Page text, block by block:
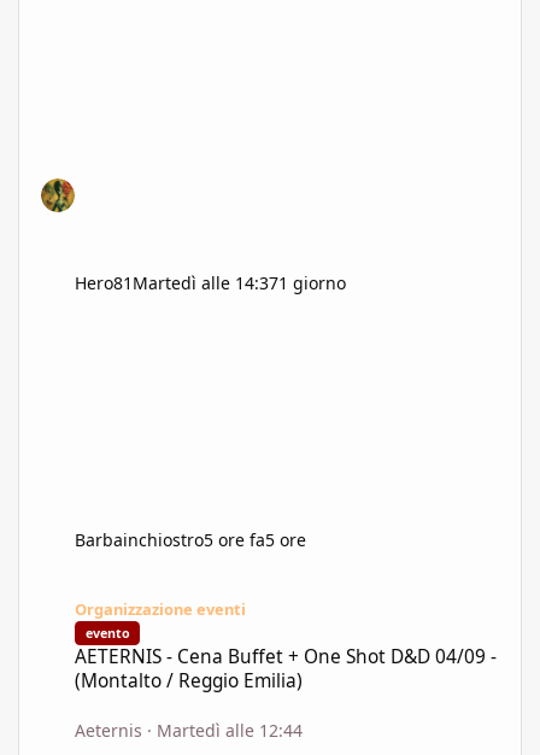
Hero81 Martedì alle 14:371 giorno
Barbainchiostro5 ore fa5 ore
Organizzazione eventi
evento
AETERNIS - Cena Buffet + One Shot D&D 04/09 -
(Montalto / Reggio Emilia)
Aeternis · Martedì alle 12:44